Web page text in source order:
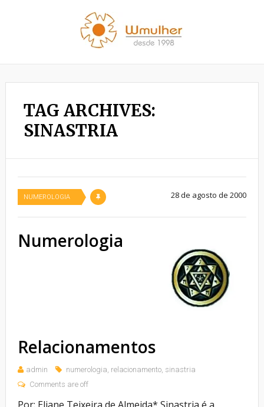
TAG ARCHIVES:
SINASTRIA
NUMEROLOGIA 28 de agosto de 2000
Numerologia
Relacionamentos
admin numerologia, relacionamento, sinastria
Comments are off